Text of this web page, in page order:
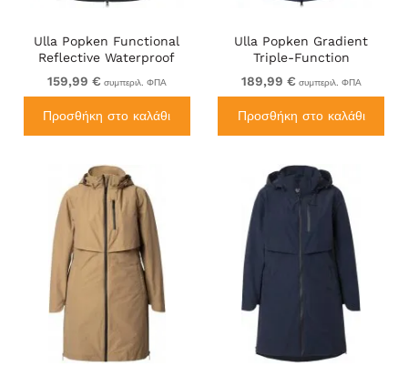
Ulla Popken Functional
Reflective Waterproof
Jacket Black
159,99 € συμπεριλ. ΦΠΑ
Προσθήκη στο καλάθι
Ulla Popken Gradient
Triple-Function
Performance Ski Jacket
Navy
189,99 € συμπεριλ. ΦΠΑ
Προσθήκη στο καλάθι